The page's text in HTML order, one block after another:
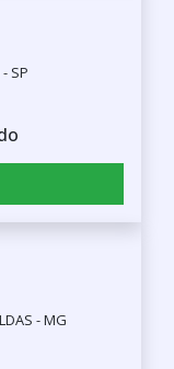
SP
- MG